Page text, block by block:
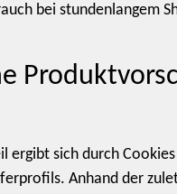
bei stundenlangem
ergibt sich durch
Anhand der